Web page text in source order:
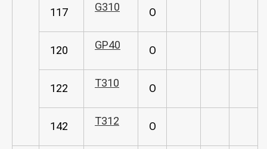
117 G310 O
120 GP40 O
122 T310 O
142 T312 O